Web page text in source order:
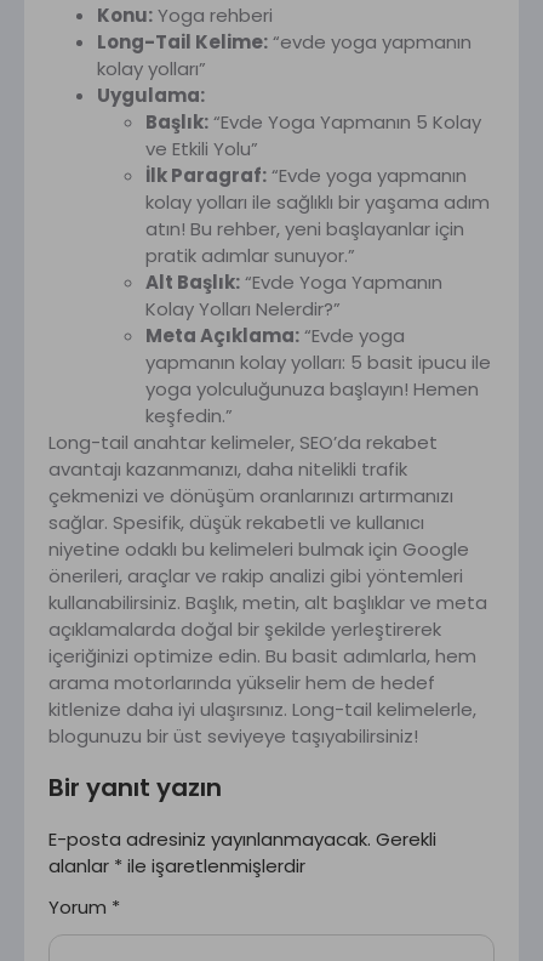
Konu:Yoga rehberi
Long-Tail Kelime:“evde yoga yapmanın
kolay yolları”
Uygulama:
Başlık:“Evde Yoga Yapmanın 5 Kolay
ve Etkili Yolu”
İlk Paragraf:“Evde yoga yapmanın
kolay yolları ile sağlıklı bir yaşama adım
atın! Bu rehber, yeni başlayanlar için
pratik adımlar sunuyor.”
Alt Başlık:“Evde Yoga Yapmanın
Kolay Yolları Nelerdir?”
Meta Açıklama:“Evde yoga
yapmanın kolay yolları: 5 basit ipucu ile
yoga yolculuğunuza başlayın! Hemen
keşfedin.”
Long-tail anahtar kelimeler, SEO’da rekabet
avantajı kazanmanızı, daha nitelikli trafik
çekmenizi ve dönüşüm oranlarınızı artırmanızı
sağlar. Spesifik, düşük rekabetli ve kullanıcı
niyetine odaklı bu kelimeleri bulmak için Google
önerileri, araçlar ve rakip analizi gibi yöntemleri
kullanabilirsiniz. Başlık, metin, alt başlıklar ve meta
açıklamalarda doğal bir şekilde yerleştirerek
içeriğinizi optimize edin. Bu basit adımlarla, hem
arama motorlarında yükselir hem de hedef
kitlenize daha iyi ulaşırsınız. Long-tail kelimelerle,
blogunuzu bir üst seviyeye taşıyabilirsiniz!
Bir yanıt yazın
E-posta adresiniz yayınlanmayacak. Gerekli
alanlar * ile işaretlenmişlerdir
Yorum *